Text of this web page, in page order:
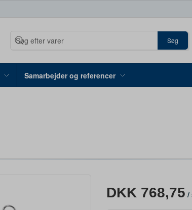
Søg
Samarbejder og referencer
DKK 768,75 /